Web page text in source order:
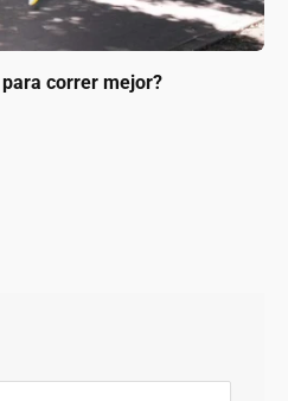
correr mejor?